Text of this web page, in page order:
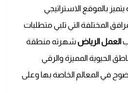
بالموقع الاستراتيجي
المختلفة التي تلبي متطلبات
العمل الرياضشهرته منطقة
الحيوية المميزة والرقي
في المعالم الخاصة بها وعلى